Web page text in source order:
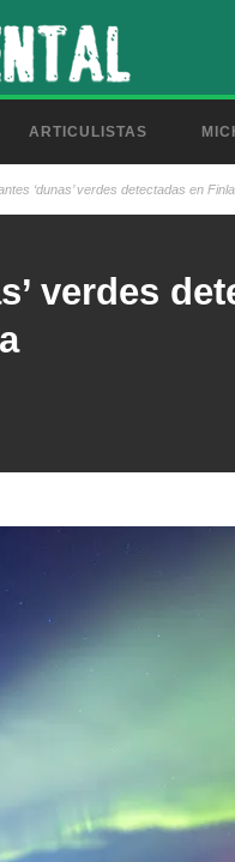
ARTICULISTAS
‘dunas’ verdes detectadas en
verdes